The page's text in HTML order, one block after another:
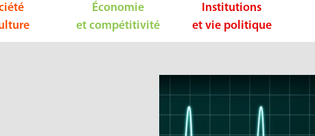
Économie
et compétitivité
Institutions
et vie politique